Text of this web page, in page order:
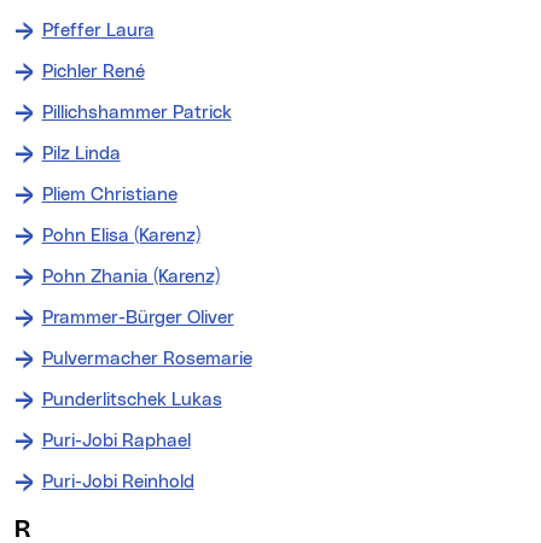
Pfeffer Laura
Pichler René
Pillichshammer Patrick
Pilz Linda
Pliem Christiane
Pohn Elisa (Karenz)
Pohn Zhania (Karenz)
Prammer-Bürger Oliver
Pulvermacher Rosemarie
Punderlitschek Lukas
Puri-Jobi Raphael
Puri-Jobi Reinhold
R